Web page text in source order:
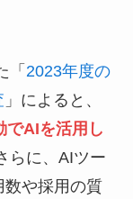
「 2023年度の
」によると、
でAIを活用し
らに、AIツー
数や採用の質